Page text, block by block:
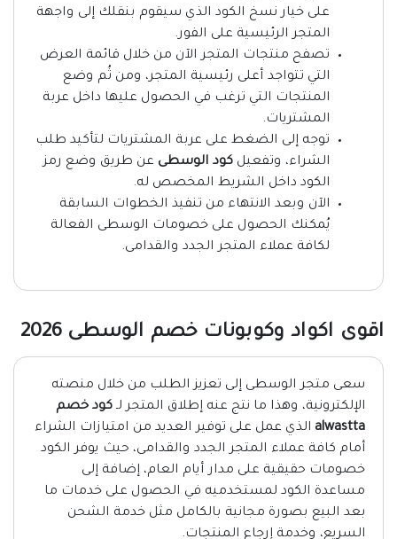
على خيار نسخ الكود الذي سيقوم بنقلك إلى واجهة
المتجر الرئيسية على الفور.
تصفح منتجات المتجر الآن من خلال قائمة العرض
التي تتواجد أعلى رئيسية المتجر، ومن ثُم وضع
المنتجات التي ترغب في الحصول عليها داخل عربة
المشتريات.
توجه إلى الضغط على عربة المشتريات لتأكيد طلب
الشراء، وتفعيل كود الوسطى عن طريق وضع رمز
الكود داخل الشريط المخصص له.
الآن وبعد الانتهاء من تنفيذ الخطوات السابقة
يُمكنك الحصول على خصومات الوسطى الفعالة
لكافة عملاء المتجر الجدد والقدامى.
اقوى اكواد وكوبونات خصم الوسطى 2026
سعى متجر الوسطى إلى تعزيز الطلب من خلال منصته
الإلكترونية، وهذا ما نتج عنه إطلاق المتجر لـ كود خصم
alwastta الذي عمل على توفير العديد من امتيازات الشراء
أمام كافة عملاء المتجر الجدد والقدامى، حيث يوفر الكود
خصومات حقيقية على مدار أيام العام، إضافة إلى
مساعدة الكود لمستخدميه في الحصول على خدمات ما
بعد البيع بصورة مجانية بالكامل مثل خدمة الشحن
السريع، وخدمة إرجاع المنتجات.